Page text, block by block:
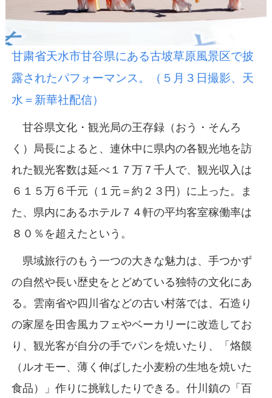
甘粛省天水市甘谷県にある古坡草原風景区で披
露されたパフォーマンス。（５月３日撮影、天
水＝新華社配信）
甘谷県文化・観光局の王存録（おう・そんろ
く）局長によると、連休中に県内の各観光地を訪
れた観光客数は延べ１７万７千人で、観光収入は
６１５万６千元（１元＝約２３円）に上った。ま
た、県内にあるホテル７４軒の平均客室稼働率は
８０％を超えたという。
県域旅行のもう一つの大きな魅力は、手つかず
の自然や長い歴史をとどめている独特の文化にあ
る。雲南省や四川省などの古い村落では、石造り
の家屋を田舎風カフェやベーカリーに改造してお
り、観光客が自分の手でパンを焼いたり、「烙饃
（ルオモー、薄く伸ばした小麦粉の生地を焼いた
食品）」作りに挑戦したりできる。什川鎮の「百